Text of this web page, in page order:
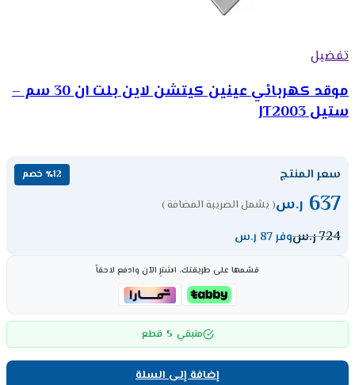
تفضيل
موقد كهربائي عينين كيتشن لاين بلت ان 30 سم –
ستيل JT2003
سعر المنتج ٪12 خصم
637 ر.س( يشمل الضريبة المضافة )
724ر.سوفر 87 ر.س
قسّمها على طريقتك، اشترِ الآن وادفع لاحقاً
متبقي 5 قطع
إضافة إلى السلة